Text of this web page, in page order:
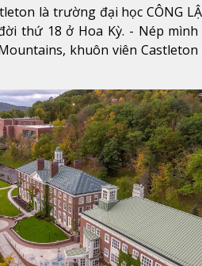
là trường đại học CÔNG
thứ 18 ở Hoa Kỳ. - Nép mình
khuôn viên Castleton
chinh phục tuyết rơi trong khu
thưởng thức vẻ đẹp tự nhiên
trường.Xem thêm